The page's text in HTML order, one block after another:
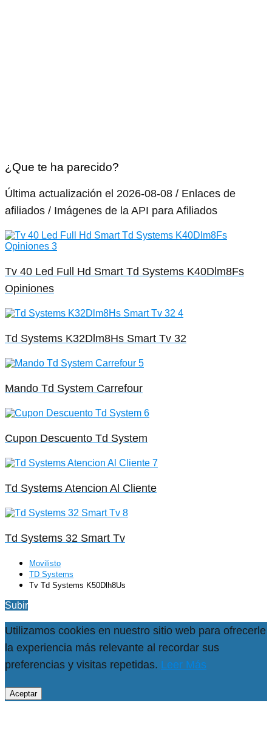
¿Que te ha parecido?
Última actualización el 2026-08-08 / Enlaces de
afiliados / Imágenes de la API para Afiliados
Tv 40 Led Full Hd Smart Td Systems K40Dlm8Fs
Opiniones
Td Systems K32Dlm8Hs Smart Tv 32
Mando Td System Carrefour
Cupon Descuento Td System
Td Systems Atencion Al Cliente
Td Systems 32 Smart Tv
Movilisto
TD Systems
Tv Td Systems K50Dlh8Us
Subir
Utilizamos cookies en nuestro sitio web para ofrecerle
la experiencia más relevante al recordar sus
preferencias y visitas repetidas. Leer Más
Aceptar